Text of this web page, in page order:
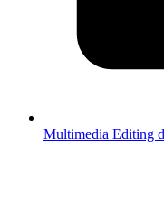
Multimedia Editing